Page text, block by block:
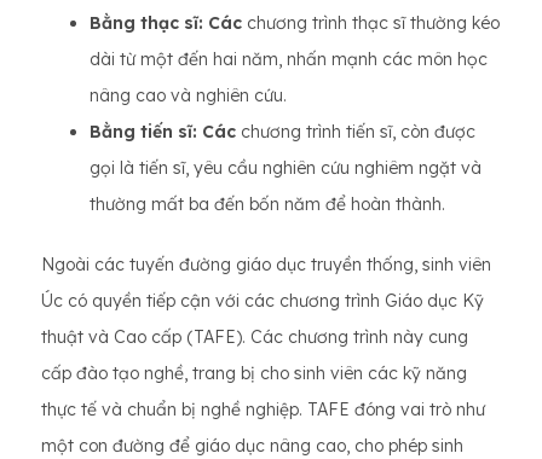
Bằng thạc sĩ: Các chương trình thạc sĩ thường kéo
dài từ một đến hai năm, nhấn mạnh các môn học
nâng cao và nghiên cứu.
Bằng tiến sĩ: Các chương trình tiến sĩ, còn được
gọi là tiến sĩ, yêu cầu nghiên cứu nghiêm ngặt và
thường mất ba đến bốn năm để hoàn thành.
Ngoài các tuyến đường giáo dục truyền thống, sinh viên
Úc có quyền tiếp cận với các chương trình Giáo dục Kỹ
thuật và Cao cấp (TAFE). Các chương trình này cung
cấp đào tạo nghề, trang bị cho sinh viên các kỹ năng
thực tế và chuẩn bị nghề nghiệp. TAFE đóng vai trò như
một con đường để giáo dục nâng cao, cho phép sinh